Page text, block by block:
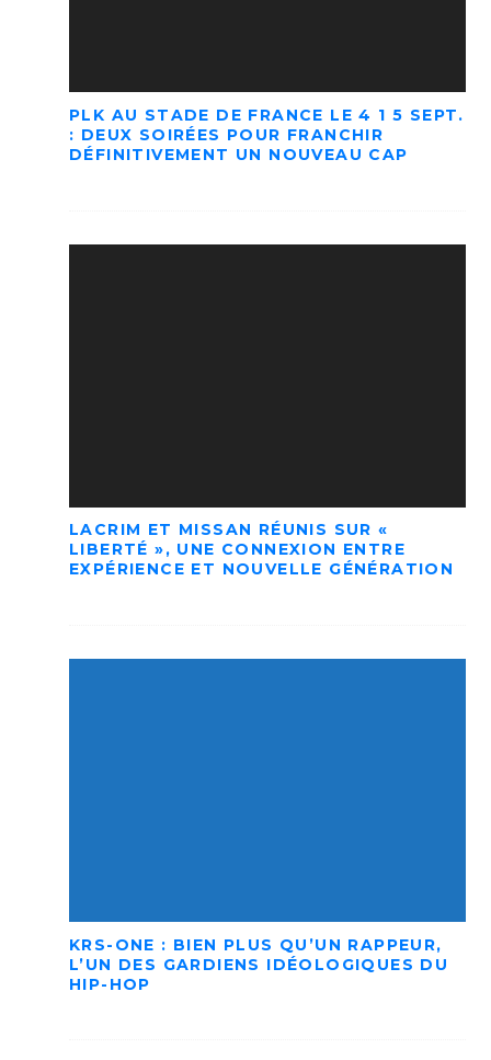
PLK AU STADE DE FRANCE LE 4 1 5 SEPT.
: DEUX SOIRÉES POUR FRANCHIR
DÉFINITIVEMENT UN NOUVEAU CAP
LACRIM ET MISSAN RÉUNIS SUR «
LIBERTÉ », UNE CONNEXION ENTRE
EXPÉRIENCE ET NOUVELLE GÉNÉRATION
KRS-ONE : BIEN PLUS QU’UN RAPPEUR,
L’UN DES GARDIENS IDÉOLOGIQUES DU
HIP-HOP